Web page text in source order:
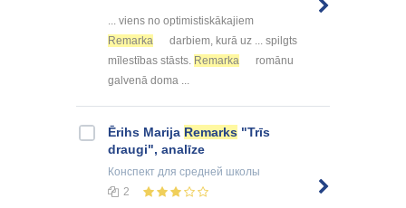
... viens no optimistiskākajiem
Remarka
darbiem, kurā uz ... spilgts
mīlestības stāsts. Remarka
romānu
galvenā doma ...
Ērihs Marija Remarks "Trīs
draugi", analīze
Конспект для средней школы
2